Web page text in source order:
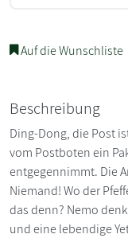
Auf die Wunschliste
Beschreibung
Ding-Dong, die Post
vom Postboten ein
entgegennimmt. Die
Niemand! Wo der
das denn? Nemo
und eine lebendige